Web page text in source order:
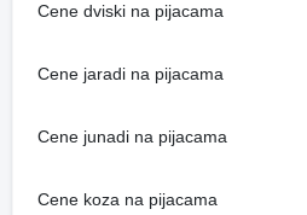
Cene dviski na pijacama
Cene jaradi na pijacama
Cene junadi na pijacama
Cene koza na pijacama